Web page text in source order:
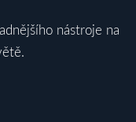
nástroje na